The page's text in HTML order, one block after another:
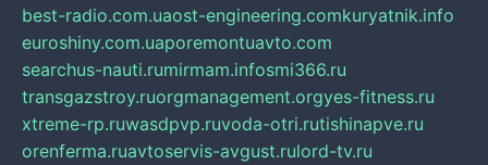
best-radio.com.uaost-engineering.comkuryatnik.info
euroshiny.com.uaporemontuavto.com
searchus-nauti.rumirmam.infosmi366.ru
transgazstroy.ruorgmanagement.orgyes-fitness.ru
xtreme-rp.ruwasdpvp.ruvoda-otri.rutishinapve.ru
orenferma.ruavtoservis-avgust.rulord-tv.ru